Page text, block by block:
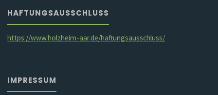
HAFTUNGSAUSSCHLUSS
https://www.holzheim-aar.de/haftungsausschluss/
IMPRESSUM